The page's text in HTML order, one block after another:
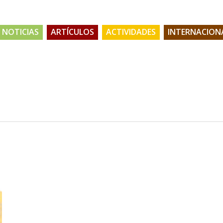
NOTICIAS ARTÍCULOS ACTIVIDADES